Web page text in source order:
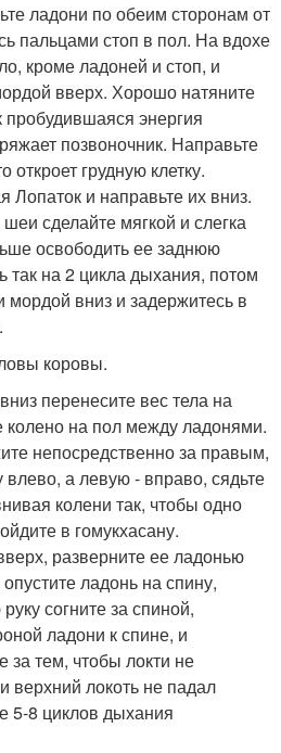
ладони по обеим сторонам от
пальцами стоп в пол. На вдохе
кроме ладоней и стоп, и
вверх. Хорошо натяните
пробудившаяся энергия
позвоночник. Направьте
откроет грудную клетку.
Лопаток и направьте их вниз.
сделайте мягкой и слегка
освободить ее заднюю
так на 2 цикла дыхания, потом
мордой вниз и задержитесь в
коровы.
перенесите вес тела на
колено на пол между ладонями.
непосредственно за правым,
влево, а левую - вправо, сядьте
колени так, чтобы одно
в гомукхасану.
разверните ее ладонью
ладонь на спину,
согните за спиной,
ладони к спине, и
за тем, чтобы локти не
верхний локоть не падал
5-8 циклов дыхания